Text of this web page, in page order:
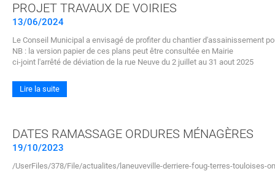
PROJET TRAVAUX DE VOIRIES
13/06/2024
Le Conseil Municipal a envisagé de profiter du chantier d'assainissement
NB : la version papier de ces plans peut être consultée en Mairie
ci-joint l'arrêté de déviation de la rue Neuve du 2 juillet au 31 aout 2025
Lire la suite
DATES RAMASSAGE ORDURES MÉNAGÈRES
19/10/2023
/UserFiles/378/File/actualites/laneuveville-derriere-foug-terres-touloises-